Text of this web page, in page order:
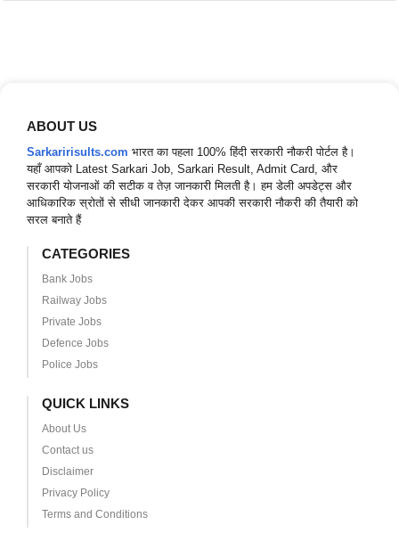
ABOUT US
Sarkaririsults.com भारत का पहला 100% हिंदी सरकारी नौकरी पोर्टल है।
यहाँ आपको Latest Sarkari Job, Sarkari Result, Admit Card, और
सरकारी योजनाओं की सटीक व तेज़ जानकारी मिलती है। हम डेली अपडेट्स और
आधिकारिक स्रोतों से सीधी जानकारी देकर आपकी सरकारी नौकरी की तैयारी को
सरल बनाते हैं
CATEGORIES
Bank Jobs
Railway Jobs
Private Jobs
Defence Jobs
Police Jobs
QUICK LINKS
About Us
Contact us
Disclaimer
Privacy Policy
Terms and Conditions